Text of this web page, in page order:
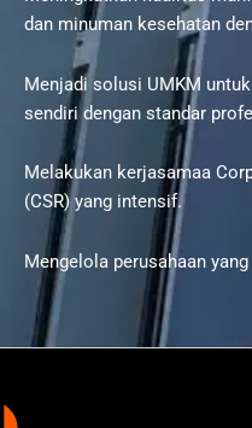
dan minuman kesehatan
Menjadi solusi UMKM
sendiri dengan standar
Melakukan kerjasamaa
(CSR) yang intensif.
Mengelola perusahaan